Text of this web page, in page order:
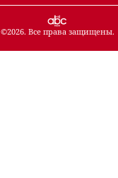
©2026. Все права защищены.